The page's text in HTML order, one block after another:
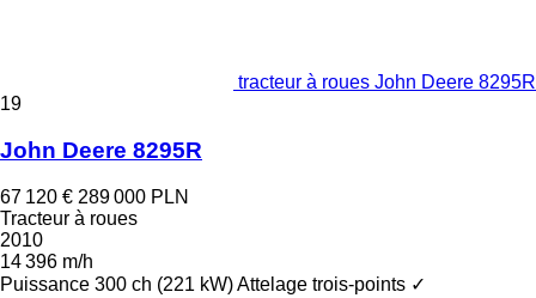
tracteur à roues John Deere 8295R
19
John Deere 8295R
67 120 € 289 000 PLN
Tracteur à roues
2010
14 396 m/h
Puissance 300 ch (221 kW)Attelage trois-points ✓